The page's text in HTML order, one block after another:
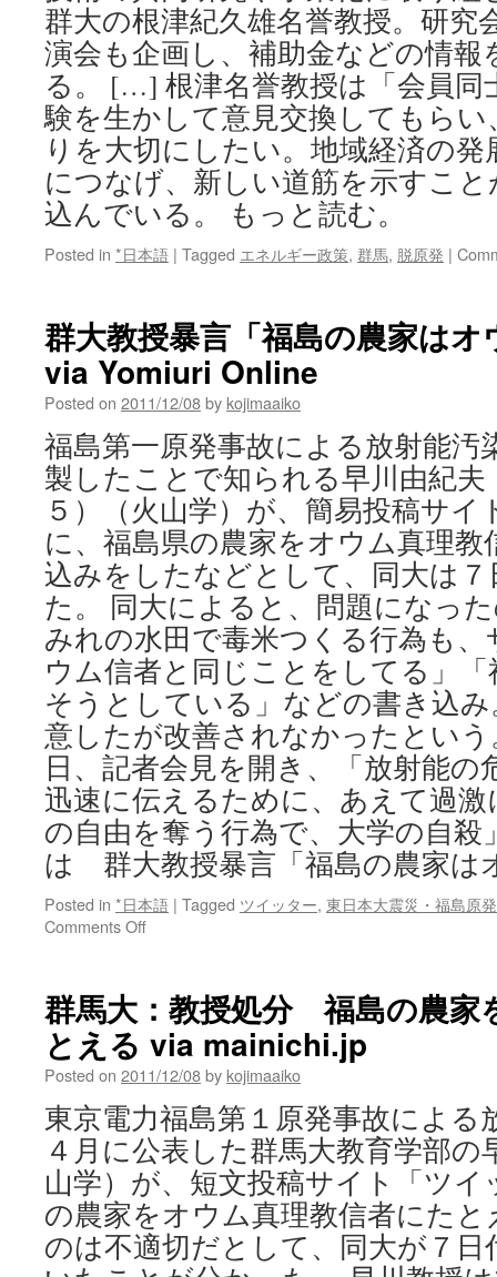
群大の根津紀久雄名誉教授。研究
演会も企画し、補助金などの情報
る。 […] 根津名誉教授は「会員同
験を生かして意見交換してもら
りを大切にしたい。地域経済の
につなげ、新しい道筋を示すこ
込んでいる。 もっと読む。
Posted in *日本語 | Tagged エネルギー政策, 群馬, 脱原発 |
群大教授暴言「福島の農家は
via Yomiuri Online
Posted on 2011/12/08by kojimaaiko
福島第一原発事故による放射能汚
製したことで知られる早川由紀夫
５）（火山学）が、簡易投稿サ
に、福島県の農家をオウム真理
込みをしたなどとして、同大は
た。 同大によると、問題になっ
みれの水田で毒米つくる行為も
ウム信者と同じことをしてる」
そうとしている」などの書き込
意したが改善されなかったとい
日、記者会見を開き、「放射能の
迅速に伝えるために、あえて過
の自由を奪う行為で、大学の自殺
は 群大教授暴言「福島の農家は
Posted in *日本語 | Tagged ツイッター, 東日本大震災・福島原発
Comments Offon
授
暴
言
「福
の
農
家
は
オ
ウ
ム
群馬大：教授処分 福島の農家
とえる via mainichi.jp
Posted on 2011/12/08by kojimaaiko
東京電力福島第１原発事故による
４月に公表した群馬大教育学部の
山学）が、短文投稿サイト「ツ
の農家をオウム真理教信者にた
のは不適切だとして、同大が７